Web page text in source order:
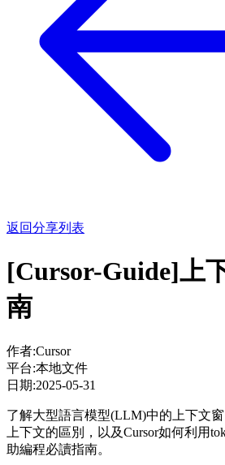
返回分享列表
[Cursor-Guide]上
南
作者:Cursor
平台:本地文件
日期:2025-05-31
了解大型語言模型(LLM)中的上下文
上下文的區別，以及Cursor如何利用
助編程必讀指南。